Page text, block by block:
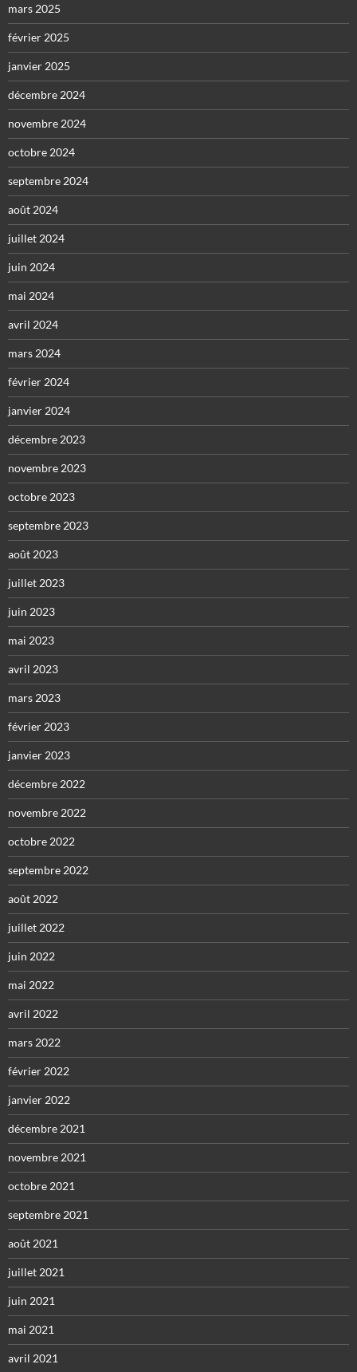
mars 2025
février 2025
janvier 2025
décembre 2024
novembre 2024
octobre 2024
septembre 2024
août 2024
juillet 2024
juin 2024
mai 2024
avril 2024
mars 2024
février 2024
janvier 2024
décembre 2023
novembre 2023
octobre 2023
septembre 2023
août 2023
juillet 2023
juin 2023
mai 2023
avril 2023
mars 2023
février 2023
janvier 2023
décembre 2022
novembre 2022
octobre 2022
septembre 2022
août 2022
juillet 2022
juin 2022
mai 2022
avril 2022
mars 2022
février 2022
janvier 2022
décembre 2021
novembre 2021
octobre 2021
septembre 2021
août 2021
juillet 2021
juin 2021
mai 2021
avril 2021